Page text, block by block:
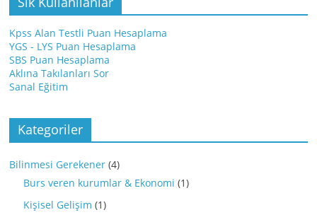
Kpss Alan Testli Puan Hesaplama
YGS - LYS Puan Hesaplama
SBS Puan Hesaplama
Aklına Takılanları Sor
Sanal Eğitim
Kategoriler
Bilinmesi Gerekener (4)
Burs veren kurumlar & Ekonomi (1)
Kişisel Gelişim (1)